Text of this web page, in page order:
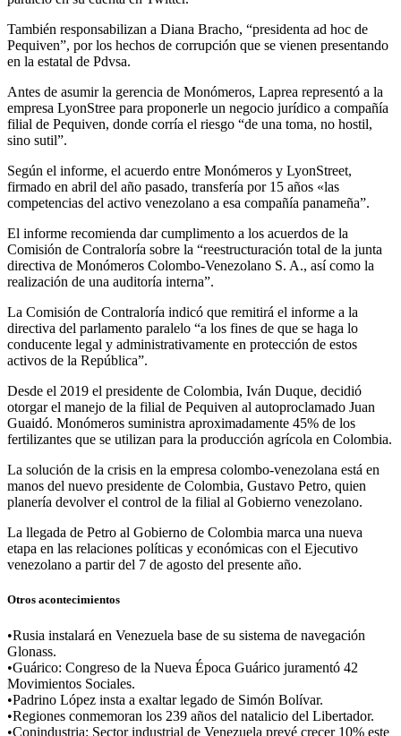
También responsabilizan a Diana Bracho, “presidenta ad hoc de
Pequiven”, por los hechos de corrupción que se vienen presentando
en la estatal de Pdvsa.
Antes de asumir la gerencia de Monómeros, Laprea representó a la
empresa LyonStree para proponerle un negocio jurídico a compañía
filial de Pequiven, donde corría el riesgo “de una toma, no hostil,
sino sutil”.
Según el informe, el acuerdo entre Monómeros y LyonStreet,
firmado en abril del año pasado, transfería por 15 años «las
competencias del activo venezolano a esa compañía panameña”.
El informe recomienda dar cumplimento a los acuerdos de la
Comisión de Contraloría sobre la “reestructuración total de la junta
directiva de Monómeros Colombo-Venezolano S. A., así como la
realización de una auditoría interna”.
La Comisión de Contraloría indicó que remitirá el informe a la
directiva del parlamento paralelo “a los fines de que se haga lo
conducente legal y administrativamente en protección de estos
activos de la República”.
Desde el 2019 el presidente de Colombia, Iván Duque, decidió
otorgar el manejo de la filial de Pequiven al autoproclamado Juan
Guaidó. Monómeros suministra aproximadamente 45% de los
fertilizantes que se utilizan para la producción agrícola en Colombia.
La solución de la crisis en la empresa colombo-venezolana está en
manos del nuevo presidente de Colombia, Gustavo Petro, quien
planería devolver el control de la filial al Gobierno venezolano.
La llegada de Petro al Gobierno de Colombia marca una nueva
etapa en las relaciones políticas y económicas con el Ejecutivo
venezolano a partir del 7 de agosto del presente año.
Otros acontecimientos
•Rusia instalará en Venezuela base de su sistema de navegación
Glonass.
•Guárico: Congreso de la Nueva Época Guárico juramentó 42
Movimientos Sociales.
•Padrino López insta a exaltar legado de Simón Bolívar.
•Regiones conmemoran los 239 años del natalicio del Libertador.
•Conindustria: Sector industrial de Venezuela prevé crecer 10% este